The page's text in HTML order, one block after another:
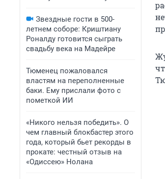
Звездные гости в 500-
летнем соборе: Криштиану
Роналду готовится сыграть
свадьбу века на Мадейре
Тюменец пожаловался
властям на переполненные
баки. Ему прислали фото с
пометкой ИИ
«Никого нельзя победить». О
чем главный блокбастер этого
года, который бьет рекорды в
прокате: честный отзыв на
«Одиссею» Нолана